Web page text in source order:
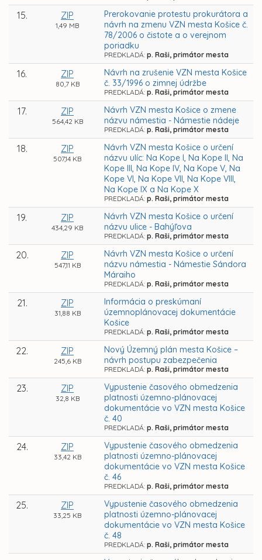
15. ZIP
1,49 MB
Prerokovanie protestu prokurátora a
návrh na zmenu VZN mesta Košice č.
78/2006 o čistote a o verejnom
poriadku
PREDKLADÁ: p. Raši, primátor mesta
16. ZIP
80,7 KB
Návrh na zrušenie VZN mesta Košice
č. 33/1996 o zimnej údržbe
PREDKLADÁ: p. Raši, primátor mesta
17. ZIP
564,42 KB
Návrh VZN mesta Košice o zmene
názvu námestia - Námestie nádeje
PREDKLADÁ: p. Raši, primátor mesta
18. ZIP
507,14 KB
Návrh VZN mesta Košice o určení
názvu ulíc: Na Kope I, Na Kope II, Na
Kope III, Na Kope IV, Na Kope V, Na
Kope VI, Na Kope VII, Na Kope VIII,
Na Kope IX a Na Kope X
PREDKLADÁ: p. Raši, primátor mesta
19. ZIP
434,29 KB
Návrh VZN mesta Košice o určení
názvu ulice - Bahýľova
PREDKLADÁ: p. Raši, primátor mesta
20. ZIP
547,11 KB
Návrh VZN mesta Košice o určení
názvu námestia - Námestie Sándora
Máraiho
PREDKLADÁ: p. Raši, primátor mesta
21. ZIP
31,88 KB
Informácia o preskúmaní
územnoplánovacej dokumentácie
Košice
PREDKLADÁ: p. Raši, primátor mesta
22. ZIP
245,6 KB
Nový Územný plán mesta Košice –
návrh postupu zabezpečenia
PREDKLADÁ: p. Raši, primátor mesta
23. ZIP
32,8 KB
Vypustenie časového obmedzenia
platnosti územno-plánovacej
dokumentácie vo VZN mesta Košice
č. 40
PREDKLADÁ: p. Raši, primátor mesta
24. ZIP
33,42 KB
Vypustenie časového obmedzenia
platnosti územno-plánovacej
dokumentácie vo VZN mesta Košice
č. 46
PREDKLADÁ: p. Raši, primátor mesta
25. ZIP
33,25 KB
Vypustenie časového obmedzenia
platnosti územno-plánovacej
dokumentácie vo VZN mesta Košice
č. 48
PREDKLADÁ: p. Raši, primátor mesta